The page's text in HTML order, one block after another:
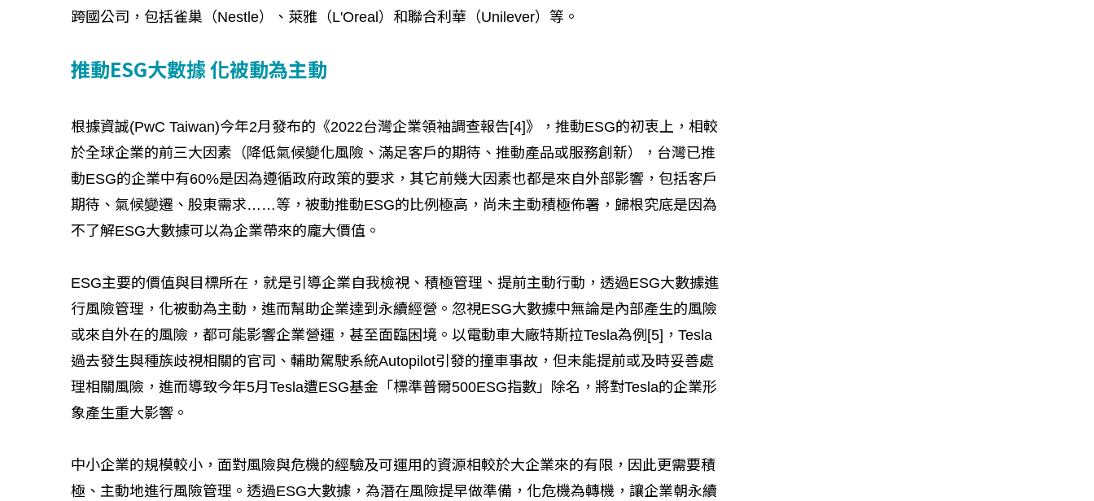
跨國公司，包括雀巢（Nestle）、萊雅（L'Oreal）和聯合利華（Unilever）等。
推動ESG大數據 化被動為主動
根據資誠(PwC Taiwan)今年2月發布的《2022台灣企業領袖調查報告[4]》，推動ESG的初衷上，相較
於全球企業的前三大因素（降低氣候變化風險、滿足客戶的期待、推動產品或服務創新），台灣已推
動ESG的企業中有60%是因為遵循政府政策的要求，其它前幾大因素也都是來自外部影響，包括客戶
期待、氣候變遷、股東需求……等，被動推動ESG的比例極高，尚未主動積極佈署，歸根究底是因為
不了解ESG大數據可以為企業帶來的龐大價值。
ESG主要的價值與目標所在，就是引導企業自我檢視、積極管理、提前主動行動，透過ESG大數據進
行風險管理，化被動為主動，進而幫助企業達到永續經營。忽視ESG大數據中無論是內部產生的風險
或來自外在的風險，都可能影響企業營運，甚至面臨困境。以電動車大廠特斯拉Tesla為例[5]，Tesla
過去發生與種族歧視相關的官司、輔助駕駛系統Autopilot引發的撞車事故，但未能提前或及時妥善處
理相關風險，進而導致今年5月Tesla遭ESG基金「標準普爾500ESG指數」除名，將對Tesla的企業形
象產生重大影響。
中小企業的規模較小，面對風險與危機的經驗及可運用的資源相較於大企業來的有限，因此更需要積
極、主動地進行風險管理。透過ESG大數據，為潛在風險提早做準備，化危機為轉機，讓企業朝永續